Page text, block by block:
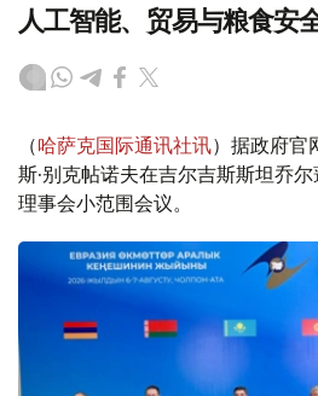
人工智能、贸易与粮食安
（哈萨克国际通讯社讯）据政府官
斯·别克帖诺夫在吉尔吉斯斯坦乔
理事会小范围会议。